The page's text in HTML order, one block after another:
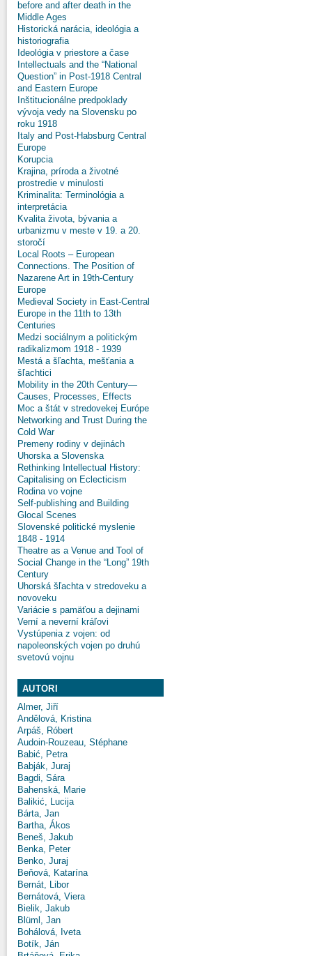
before and after death in the
Middle Ages
Historická narácia, ideológia a
historiografia
Ideológia v priestore a čase
Intellectuals and the “National
Question” in Post-1918 Central
and Eastern Europe
Inštitucionálne predpoklady
vývoja vedy na Slovensku po
roku 1918
Italy and Post-Habsburg Central
Europe
Korupcia
Krajina, príroda a životné
prostredie v minulosti
Kriminalita: Terminológia a
interpretácia
Kvalita života, bývania a
urbanizmu v meste v 19. a 20.
storočí
Local Roots – European
Connections. The Position of
Nazarene Art in 19th-Century
Europe
Medieval Society in East-Central
Europe in the 11th to 13th
Centuries
Medzi sociálnym a politickým
radikalizmom 1918 - 1939
Mestá a šľachta, mešťania a
šľachtici
Mobility in the 20th Century—
Causes, Processes, Effects
Moc a štát v stredovekej Európe
Networking and Trust During the
Cold War
Premeny rodiny v dejinách
Uhorska a Slovenska
Rethinking Intellectual History:
Capitalising on Eclecticism
Rodina vo vojne
Self-publishing and Building
Glocal Scenes
Slovenské politické myslenie
1848 - 1914
Theatre as a Venue and Tool of
Social Change in the “Long” 19th
Century
Uhorská šľachta v stredoveku a
novoveku
Variácie s pamäťou a dejinami
Verní a neverní kráľovi
Vystúpenia z vojen: od
napoleonských vojen po druhú
svetovú vojnu
AUTORI
Almer, Jiří
Andělová, Kristina
Arpáš, Róbert
Audoin-Rouzeau, Stéphane
Babić, Petra
Babják, Juraj
Bagdi, Sára
Bahenská, Marie
Balikić, Lucija
Bárta, Jan
Bartha, Ákos
Beneš, Jakub
Benka, Peter
Benko, Juraj
Beňová, Katarína
Bernát, Libor
Bernátová, Viera
Bielik, Jakub
Blüml, Jan
Bohálová, Iveta
Botík, Ján